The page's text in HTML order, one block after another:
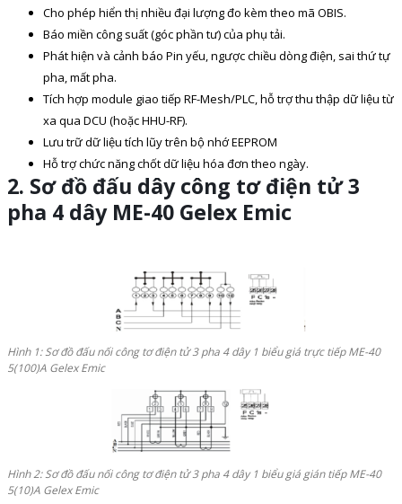
Cho phép hiển thị nhiều đại lượng đo kèm theo mã OBIS.
Báo miền công suất (góc phần tư) của phụ tải.
Phát hiện và cảnh báo Pin yếu, ngược chiều dòng điện, sai thứ tự
pha, mất pha.
Tích hợp module giao tiếp RF-Mesh/PLC, hỗ trợ thu thập dữ liệu từ
xa qua DCU (hoặc HHU-RF).
Lưu trữ dữ liệu tích lũy trên bộ nhớ EEPROM
Hỗ trợ chức năng chốt dữ liệu hóa đơn theo ngày.
2. Sơ đồ đấu dâycông tơ điện tử3
pha 4 dây ME-40 Gelex Emic
Hình 1: Sơ đồ đấu nối công tơ điện tử 3 pha 4 dây 1 biểu giá trực tiếp ME-40
5(100)A Gelex Emic
Hình 2: Sơ đồ đấu nối công tơ điện tử 3 pha 4 dây 1 biểu giá gián tiếp ME-40
5(10)A Gelex Emic